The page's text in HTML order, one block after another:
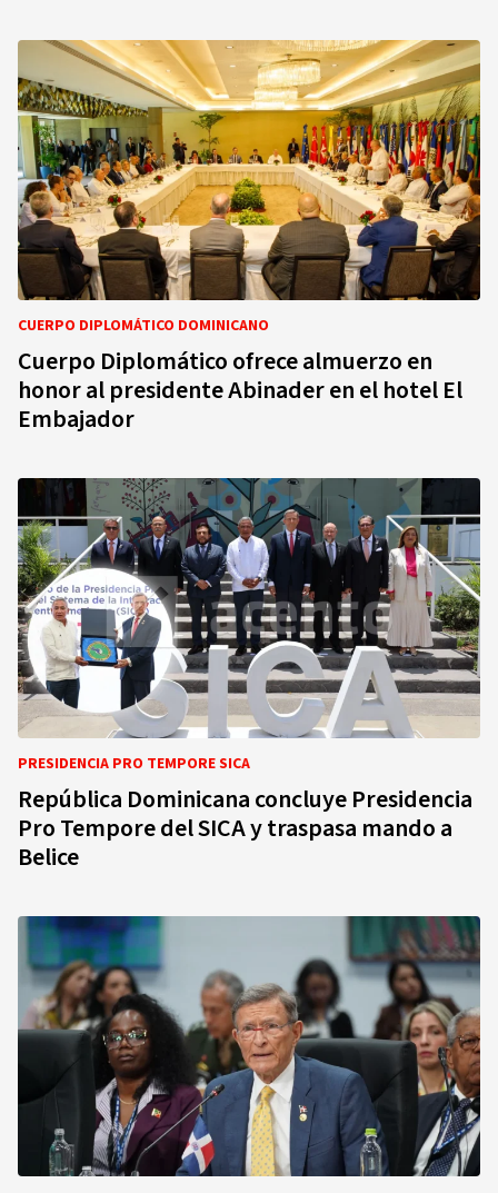
CUERPO DIPLOMÁTICO DOMINICANO
Cuerpo Diplomático ofrece almuerzo en
honor al presidente Abinader en el hotel El
Embajador
PRESIDENCIA PRO TEMPORE SICA
República Dominicana concluye Presidencia
Pro Tempore del SICA y traspasa mando a
Belice